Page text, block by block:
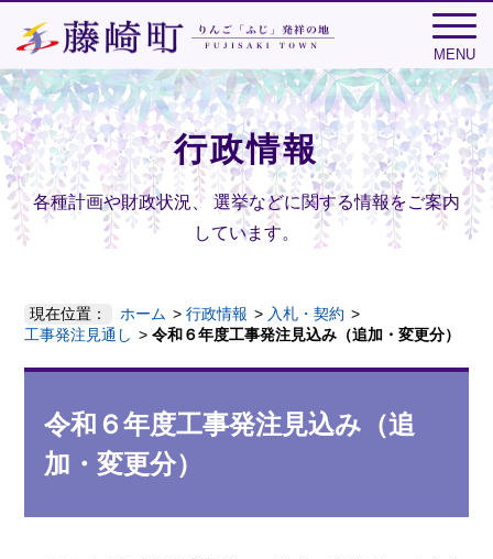
MENU
行政情報
各種計画や財政状況、 選挙などに関する情報をご案内
しています。
現在位置： ホーム 行政情報
入札・契約
工事発注見通し
令和６年度工事発注見込み（追加・変更分）
令和６年度工事発注見込み（追
加・変更分）